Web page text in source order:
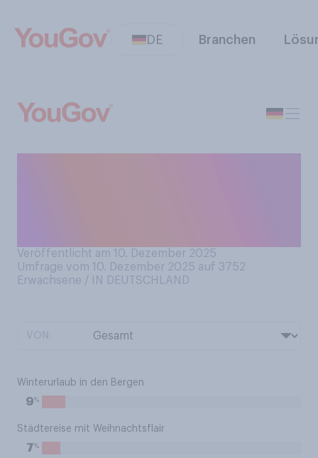
DE Branchen
Veröffentlicht am 10. Dezember 2025
Umfrage vom 10. Dezember 2025 auf 3752
Erwachsene / IN DEUTSCHLAND
Winterurlaub in den Bergen
9%
Städtereise mit Weihnachtsflair
7%